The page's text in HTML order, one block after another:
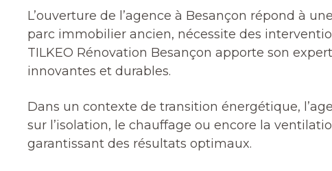
L’ouverture de l’agence à Besançon répond à
parc immobilier ancien, nécessite des
TILKEO Rénovation Besançon apporte son
innovantes et durables.
Dans un contexte de transition énergétique,
sur l’isolation, le chauffage ou encore la
garantissant des résultats optimaux.